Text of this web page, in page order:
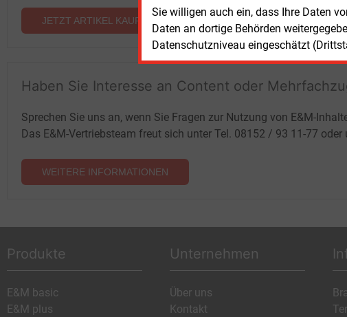
Sie willigen auch ein, dass Ihre Daten
Daten an dortige Behörden
Datenschutzniveau eingeschätzt
JETZT ARTIKEL KAUFEN
ohne
Haben Sie Interesse an Content oder
Sprechen Sie uns an, wenn Sie Fragen zur Nutzung von E&M-
Das E&M-Vertriebsteam freut sich unter Tel. 08152 / 93 11-77 oder
WEITERE INFORMATIONEN
Produkte
E&M basic
E&M plus
Unternehmen
Über uns
Kontakt